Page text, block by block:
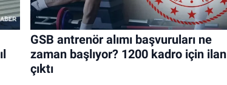
GSB antrenör alımı başvuruları ne
zaman başlıyor? 1200 kadro için ilan
çıktı